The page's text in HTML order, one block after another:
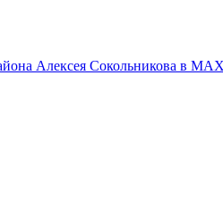
Алексея Сокольникова в MAX